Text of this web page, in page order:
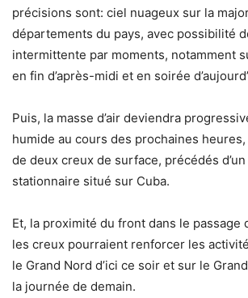
précisions sont: ciel nuageux sur la
départements du pays, avec possibilité
intermittente par moments, notamment
en fin d’après-midi et en soirée
Puis, la masse d’air deviendra
humide au cours des prochaines heures,
de deux creux de surface, précédés
stationnaire situé sur Cuba.
Et, la proximité du front dans le passage
les creux pourraient renforcer les
le Grand Nord d’ici ce soir et sur le
la journée de demain.